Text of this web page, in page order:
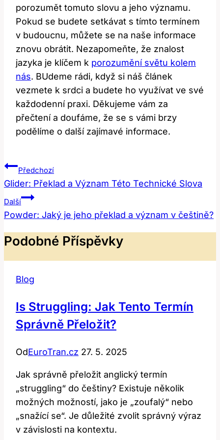
porozumět tomuto slovu a jeho významu.
Pokud se budete setkávat s tímto termínem
v budoucnu, můžete se na naše informace
znovu obrátit. Nezapomeňte, že znalost
jazyka je klíčem k porozumění světu kolem
nás. BUdeme rádi, když si náš článek
vezmete k srdci a budete ho využívat ve své
každodenní praxi. Děkujeme vám za
přečtení a doufáme, že se s vámi brzy
podělíme o další zajímavé informace.
Navigace
Pro
Příspěvek
Předchozí
Glider: Překlad a Význam Této Technické Slova
Další
Powder: Jaký je jeho překlad a význam v češtině?
Podobné Příspěvky
Blog
Is Struggling: Jak Tento Termín
Správně Přeložit?
OdEuroTran.cz 27. 5. 2025
Jak správně přeložit anglický termín
„struggling“ do češtiny? Existuje několik
možných možností, jako je „zoufalý“ nebo
„snažící se“. Je důležité zvolit správný výraz
v závislosti na kontextu.